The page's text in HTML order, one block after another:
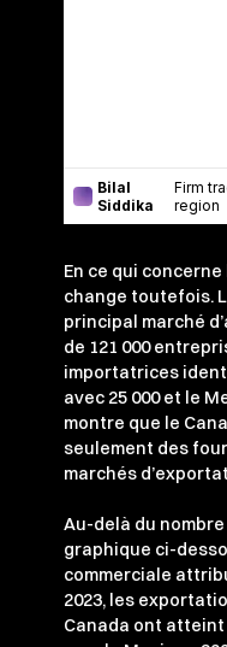
En ce qui
change toutefois.
principal marché
de 121 000
importatrices
avec 25 000 et le
montre que le
seulement des
marchés
Au-delà du
graphique ci-
commerciale
2023, les
Canada ont